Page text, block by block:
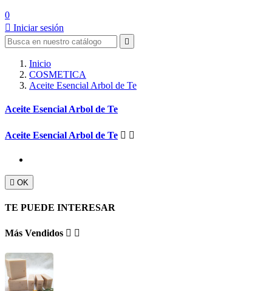
0
 Iniciar sesión

Inicio
COSMETICA
Aceite Esencial Arbol de Te
Aceite Esencial Arbol de Te
Aceite Esencial Arbol de Te  
 OK
TE PUEDE INTERESAR
Más Vendidos  